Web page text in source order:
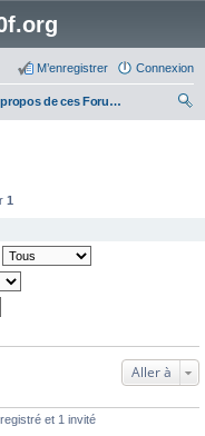
Connexion
M’enregistrer
A propos de ces Forums
1
Aller à
et 1 invité